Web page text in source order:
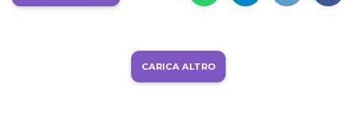
CARICA ALTRO